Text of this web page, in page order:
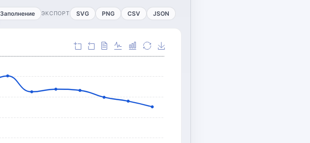
Заполнение ЭКСПОРТ SVG PNG CSV JSON